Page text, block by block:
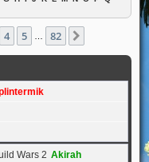
4 5 82
Wars 2 Akirah